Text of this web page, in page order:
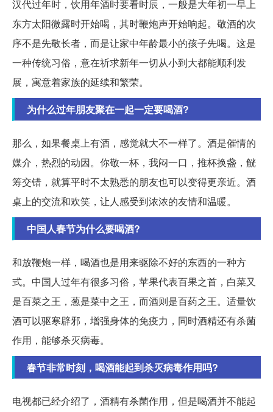
汉代过年时，饮用年酒时要看时辰，一般是大年初一早上
东方太阳微露时开始喝，其时鞭炮声开始响起。敬酒的次
序不是先敬长者，而是让家中年龄最小的孩子先喝。这是
一种传统习俗，意在祈求新年一切从小到大都能顺利发
展，寓意着家族的延续和繁荣。
为什么过年朋友聚在一起一定要喝酒?
那么，如果餐桌上有酒，感觉就大不一样了。酒是催情的
媒介，热烈的动因。你敬一杯，我闷一口，推杯换盏，觥
筹交错，就算平时不太熟悉的朋友也可以变得更亲近。酒
桌上的交流和欢笑，让人感受到浓浓的友情和温暖。
中国人春节为什么要喝酒?
和放鞭炮一样，喝酒也是用来驱除不好的东西的一种方
式。中国人过年有很多习俗，苹果代表百果之首，白菜又
是百菜之王，葱是菜中之王，而酒则是百药之王。适量饮
酒可以驱寒辟邪，增强身体的免疫力，同时酒精还有杀菌
作用，能够杀灭病毒。
春节非常时刻，喝酒能起到杀灭病毒作用吗?
电视都已经介绍了，酒精有杀菌作用，但是喝酒并不能起